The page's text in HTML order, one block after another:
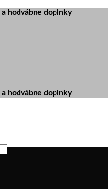
a hodvábne doplnky
a hodvábne doplnky